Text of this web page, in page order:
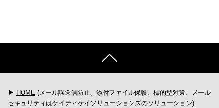
▶ HOME (メール誤送信防止、添付ファイル保護、標的型対策、メール
セキュリティはケイティケイソリューションズのソリューション)